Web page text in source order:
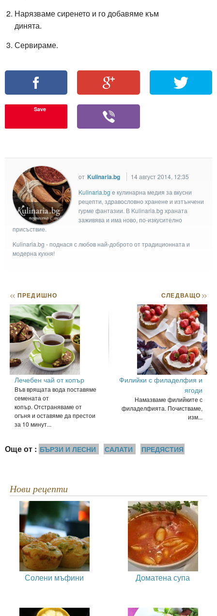
Нарязваме сиренето и го добавяме към
динята.
Сервираме.
Save
от Kulinaria.bg
14 август 2014, 12:35
Kulinaria.bg e кулинарна медия за вкусни
рецепти, здравословно хранене и изтънчени
гурме фантазии. В Kulinaria.bg храната
заживява и има ново, по-изкусително
присъствие.
Kulinaria.bg - поднася с любов най-доброто от традиционната и
модерна кухня!
<< ПРЕДИШНО
Лечебен чай от копър
Във врящата вода поставяме
семената от
копър. Отстраняваме от
огъня и оставяме да престои
за 10 минут...
СЛЕДВАЩО>>
Филийки с филаделфия и
ягоди
Намазваме филийките с
филаделфията. Почистваме,
изм...
Още от : БЪРЗИ И ЛЕСНИ САЛАТИ ПРЕДЯСТИЯ
Нови рецепти
Солени мъфини Доматена супа